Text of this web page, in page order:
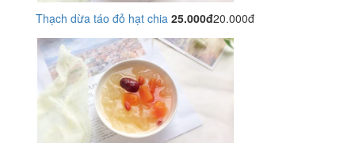
Thạch dừa táo đỏ hạt chia 25.000đ20.000đ